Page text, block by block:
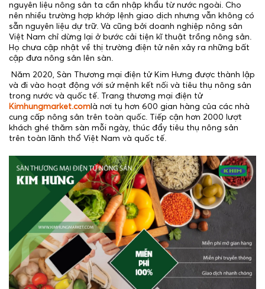
nguyên liệu nông sản ta cần nhập khẩu từ nước ngoài. Cho
nên nhiều trường hợp khớp lệnh giao dịch nhưng vẫn không có
sẵn nguyên liệu dự trữ. Và cũng bởi doanh nghiệp nông sản
Việt Nam chỉ dừng lại ở bước cải tiện kĩ thuật trồng nông sản.
Họ chưa cập nhật về thị trường điện tử nên xảy ra những bất
cập đưa nông sản lên sàn.
Năm 2020, Sàn Thương mại điện tử Kim Hưng được thành lập
và đi vào hoạt động với sứ mệnh kết nối và tiêu thụ nông sản
trong nước và quốc tế. Trang thương mại điện tử
Kimhungmarket.com là nơi tụ hơn 600 gian hàng của các nhà
cung cấp nông sản trên toàn quốc. Tiếp cận hơn 2000 lượt
khách ghé thăm sàn mỗi ngày, thúc đẩy tiêu thụ nông sản
trên toàn lãnh thổ Việt Nam và quốc tế.